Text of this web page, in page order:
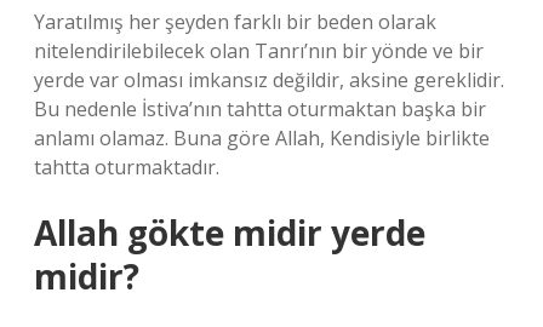
Yaratılmış her şeyden farklı bir beden olarak
nitelendirilebilecek olan Tanrı’nın bir yönde ve bir
yerde var olması imkansız değildir, aksine gereklidir.
Bu nedenle İstiva’nın tahtta oturmaktan başka bir
anlamı olamaz. Buna göre Allah, Kendisiyle birlikte
tahtta oturmaktadır.
Allah gökte midir yerde
midir?